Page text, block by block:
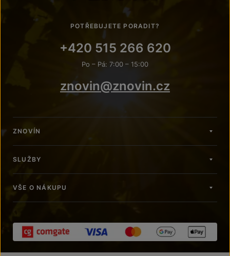
POTŘEBUJETE PORADIT?
+420 515 266 620
Po – Pá: 7:00 – 15:00
znovin@znovin.cz
ZNOVÍN
SLUŽBY
VŠE O NÁKUPU